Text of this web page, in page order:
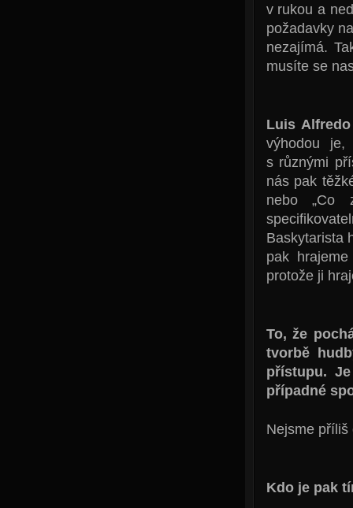
v rukou a
požadavky
nezajímá.
musíte se
Luis
výhodou
s různými
nás pak
nebo „Co
Baskytarista
pak
protože ji
To, že
tvorbě
přístupu.
případné
Nejsme
Kdo je pak